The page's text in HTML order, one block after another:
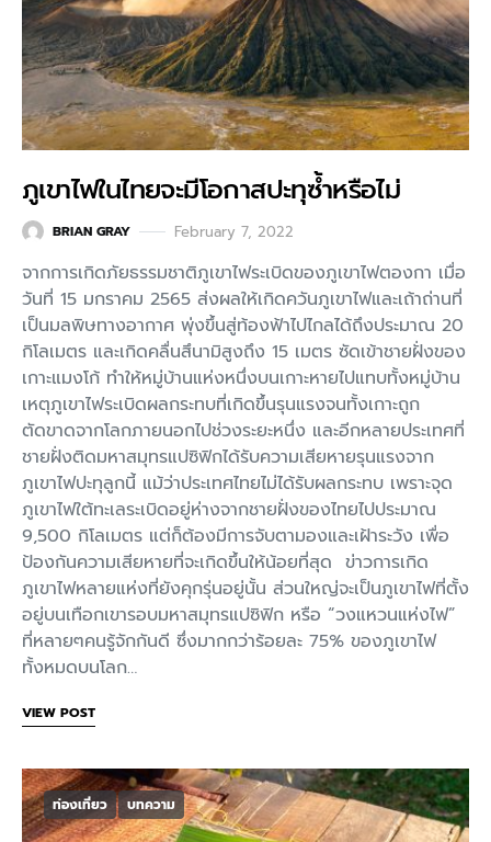
ภูเขาไฟในไทยจะมีโอกาสปะทุซ้ำหรือไม่
BRIAN GRAY February 7, 2022
จากการเกิดภัยธรรมชาติภูเขาไฟระเบิดของภูเขาไฟตองกา เมื่อ
วันที่ 15 มกราคม 2565 ส่งผลให้เกิดควันภูเขาไฟและเถ้าถ่านที่
เป็นมลพิษทางอากาศ พุ่งขึ้นสู่ท้องฟ้าไปไกลได้ถึงประมาณ 20
กิโลเมตร และเกิดคลื่นสึนามิสูงถึง 15 เมตร ซัดเข้าชายฝั่งของ
เกาะแมงโก้ ทำให้หมู่บ้านแห่งหนึ่งบนเกาะหายไปแทบทั้งหมู่บ้าน
เหตุภูเขาไฟระเบิดผลกระทบที่เกิดขึ้นรุนแรงจนทั้งเกาะถูก
ตัดขาดจากโลกภายนอกไปช่วงระยะหนึ่ง และอีกหลายประเทศที่
ชายฝั่งติดมหาสมุทรแปซิฟิกได้รับความเสียหายรุนแรงจาก
ภูเขาไฟปะทุลูกนี้ แม้ว่าประเทศไทยไม่ได้รับผลกระทบ เพราะจุด
ภูเขาไฟใต้ทะเลระเบิดอยู่ห่างจากชายฝั่งของไทยไปประมาณ
9,500 กิโลเมตร แต่ก็ต้องมีการจับตามองและเฝ้าระวัง เพื่อ
ป้องกันความเสียหายที่จะเกิดขึ้นให้น้อยที่สุด ข่าวการเกิด
ภูเขาไฟหลายแห่งที่ยังคุกรุ่นอยู่นั้น ส่วนใหญ่จะเป็นภูเขาไฟที่ตั้ง
อยู่บนเทือกเขารอบมหาสมุทรแปซิฟิก หรือ “วงแหวนแห่งไฟ”
ที่หลายๆคนรู้จักกันดี ซึ่งมากกว่าร้อยละ 75% ของภูเขาไฟ
ทั้งหมดบนโลก…
VIEW POST
ท่องเที่ยว บทความ